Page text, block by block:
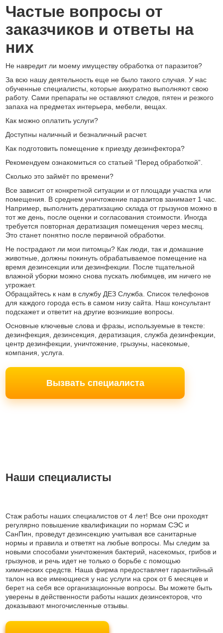
Частые вопросы от
заказчиков и ответы на
них
Не навредит ли моему имуществу обработка от паразитов?
За всю нашу деятельность еще не было такого случая. У нас
обученные специалисты, которые аккуратно выполняют свою
работу. Сами препараты не оставляют следов, пятен и резкого
запаха на предметах интерьера, мебели, вещах.
Как можно оплатить услуги?
Доступны наличный и безналичный расчет.
Как подготовить помещение к приезду дезинфектора?
Рекомендуем ознакомиться со статьей “Перед обработкой”.
Сколько это займёт по времени?
Все зависит от конкретной ситуации и от площади участка или
помещения. В среднем уничтожение паразитов занимает 1 час.
Например, выполнить дератизацию склада от грызунов можно в
тот же день, после оценки и согласования стоимости. Иногда
требуется повторная дератизация помещения через месяц.
Это станет понятно после первичной обработки.
Не пострадают ли мои питомцы? Как люди, так и домашние
животные, должны покинуть обрабатываемое помещение на
время дезинсекции или дезинфекции. После тщательной
влажной уборки можно снова пускать любимцев, им ничего не
угрожает.
Обращайтесь к нам в службу ДЕЗ Служба. Список телефонов
для каждого города есть в самом низу сайта. Наш консультант
подскажет и ответит на другие возникшие вопросы.
Основные ключевые слова и фразы, используемые в тексте:
дезинфекция, дезинсекция, дератизация, служба дезинфекции,
центр дезинфекции, уничтожение, грызуны, насекомые,
компания, услуга.
Вызвать специалиста
Наши специалисты
Стаж работы наших специалистов от 4 лет! Все они проходят
регулярно повышение квалификации по нормам СЭС и
СанПин, проведут дезинсекцию учитывая все санитарные
нормы и правила и ответят на любые вопросы. Мы следим за
новыми способами уничтожения бактерий, насекомых, грибов и
грызунов, и речь идет не только о борьбе с помощью
химических средств. Наша фирма предоставляет гарантийный
талон на все имеющиеся у нас услуги на срок от 6 месяцев и
берет на себя все организационные вопросы. Вы можете быть
уверены в действенности работы наших дезинсекторов, что
доказывают многочисленные отзывы.
Наши мастера используют только современные препараты
безопасные для людей и домашних животных, не являются